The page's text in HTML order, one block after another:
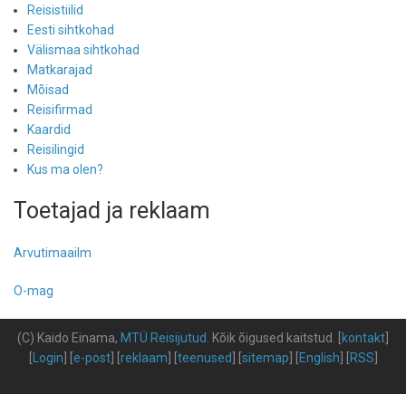
Reisistiilid
Eesti sihtkohad
Välismaa sihtkohad
Matkarajad
Mõisad
Reisifirmad
Kaardid
Reisilingid
Kus ma olen?
Toetajad ja reklaam
Arvutimaailm
O-mag
(C) Kaido Einama, MTÜ Reisijutud Kõik õigused kaitstud kontakt
Login e-post] [ reklaam teenused sitemap English RSS